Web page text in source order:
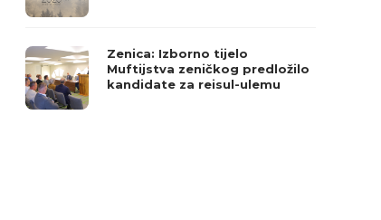
Zenica: Izborno tijelo
Muftijstva zeničkog predložilo
kandidate za reisul-ulemu